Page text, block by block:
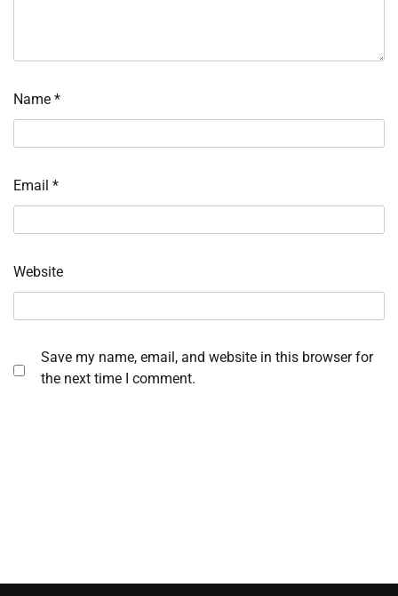
Name *
Email *
Website
Save my name, email, and website in this browser for
the next time I comment.